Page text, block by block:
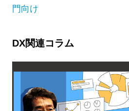
門向け
DX関連コラム